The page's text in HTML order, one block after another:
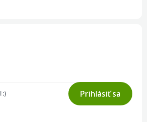
Prihlásiť sa